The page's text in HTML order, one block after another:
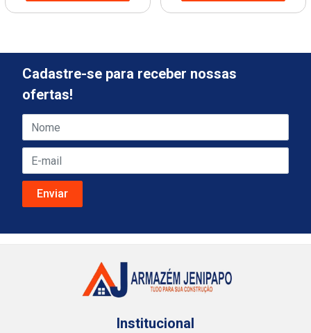
Cadastre-se para receber nossas
ofertas!
Institucional